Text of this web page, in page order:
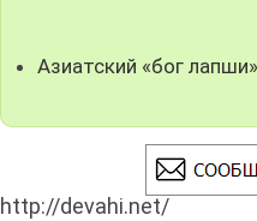
Азиатский «бог
http://devahi.net/